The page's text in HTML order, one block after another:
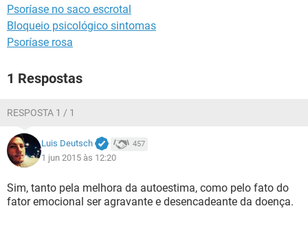
Psoríase no saco escrotal
Bloqueio psicológico sintomas
Psoríase rosa
1 Respostas
RESPOSTA 1 / 1
Luis Deutsch 457
1 jun 2015 às 12:20
Sim, tanto pela melhora da autoestima, como pelo fato do
fator emocional ser agravante e desencadeante da doença.